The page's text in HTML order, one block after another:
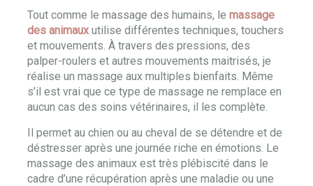
Tout comme le massage des humains, le massage
des animauxutilise différentes techniques, touchers
et mouvements. À travers des pressions, des
palper-roulers et autres mouvements maitrisés, je
réalise un massage aux multiples bienfaits. Même
s’il est vrai que ce type de massage ne remplace en
aucun cas des soins vétérinaires, il les complète.
Il permet au chien ou au cheval de se détendre et de
déstresser après une journée riche en émotions. Le
massage des animaux est très plébiscité dans le
cadre d’une récupération après une maladie ou une